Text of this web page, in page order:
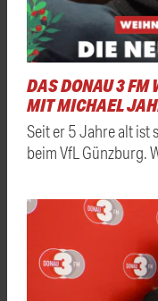
DAS DONAU 3
MIT MICHAEL
Seit er 5 Jahre alt ist
beim VfL Günzburg.